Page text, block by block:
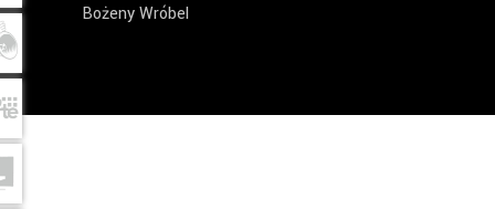
Bożeny Wróbel